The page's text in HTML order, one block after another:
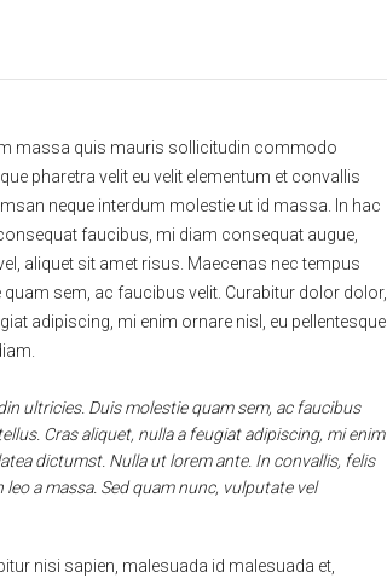
massa quis mauris sollicitudin commodo
pharetra velit eu velit elementum et convallis
neque interdum molestie ut id massa. In hac
faucibus, mi diam consequat augue,
aliquet sit amet risus. Maecenas nec tempus
sem, ac faucibus velit. Curabitur dolor dolor,
adipiscing, mi enim ornare nisl, eu pellentesque
ultricies. Duis molestie quam sem, ac faucibus
Cras aliquet, nulla a feugiat adipiscing, mi enim
dictumst. Nulla ut lorem ante. In convallis, felis
a massa. Sed quam nunc, vulputate vel
nisi sapien, malesuada id malesuada et,